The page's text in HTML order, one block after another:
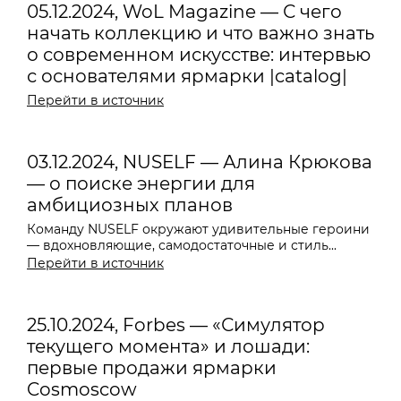
05.12.2024, WoL Magazine — С чего
начать коллекцию и что важно знать
о современном искусстве: интервью
с основателями ярмарки |catalog|
Перейти в источник
03.12.2024, NUSELF — Алина Крюкова
— о поиске энергии для
амбициозных планов
Команду NUSELF окружают удивительные героини
— вдохновляющие, самодостаточные и стиль...
Перейти в источник
25.10.2024, Forbes — «Симулятор
текущего момента» и лошади:
первые продажи ярмарки
Cosmoscow